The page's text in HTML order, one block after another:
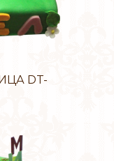
DT-